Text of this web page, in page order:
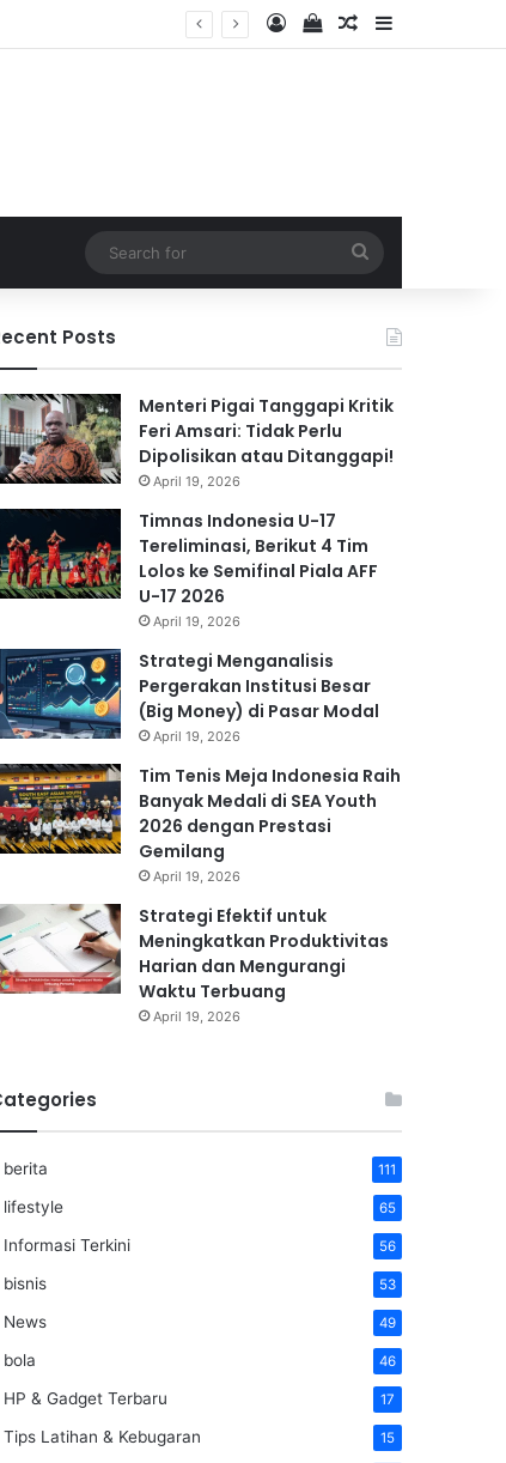
Log InView your
Random Article
Sidebar
for
Posts
Menteri Pigai Tanggapi Kritik
Feri Amsari: Tidak Perlu
Dipolisikan atau Ditanggapi!
April 19, 2026
Timnas Indonesia U-17
Tereliminasi, Berikut 4 Tim
Lolos ke Semifinal Piala AFF
U-17 2026
April 19, 2026
Strategi Menganalisis
Pergerakan Institusi Besar
(Big Money) di Pasar Modal
April 19, 2026
Tim Tenis Meja Indonesia Raih
Banyak Medali di SEA Youth
2026 dengan Prestasi
Gemilang
April 19, 2026
Strategi Efektif untuk
Meningkatkan Produktivitas
Harian dan Mengurangi
Waktu Terbuang
April 19, 2026
berita 111
lifestyle 65
Informasi Terkini 56
bisnis 53
News 49
bola 46
HP & Gadget Terbaru 17
Tips Latihan & Kebugaran 15